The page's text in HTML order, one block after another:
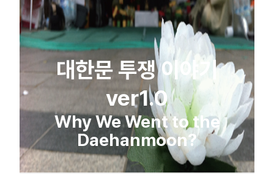
대한문 투쟁 이야기
ver1.0
Why We Went to the
Daehanmoon?